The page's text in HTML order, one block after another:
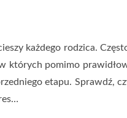
każdego rodzica.
których pomimo
etapu. Sprawdź,